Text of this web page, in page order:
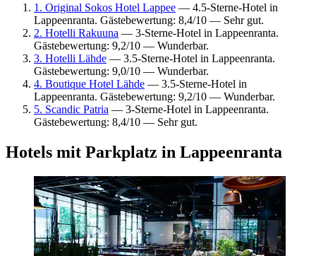
1. Original Sokos Hotel Lappee — 4.5-Sterne-Hotel in
Lappeenranta. Gästebewertung: 8,4/10 — Sehr gut.
2. Hotelli Rakuuna — 3-Sterne-Hotel in Lappeenranta.
Gästebewertung: 9,2/10 — Wunderbar.
3. Hotelli Lähde — 3.5-Sterne-Hotel in Lappeenranta.
Gästebewertung: 9,0/10 — Wunderbar.
4. Boutique Hotel Lähde — 3.5-Sterne-Hotel in
Lappeenranta. Gästebewertung: 9,2/10 — Wunderbar.
5. Scandic Patria — 3-Sterne-Hotel in Lappeenranta.
Gästebewertung: 8,4/10 — Sehr gut.
Hotels mit Parkplatz in Lappeenranta